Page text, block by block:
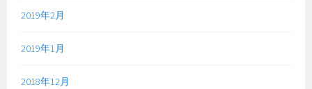
2019年2月
2019年1月
2018年12月